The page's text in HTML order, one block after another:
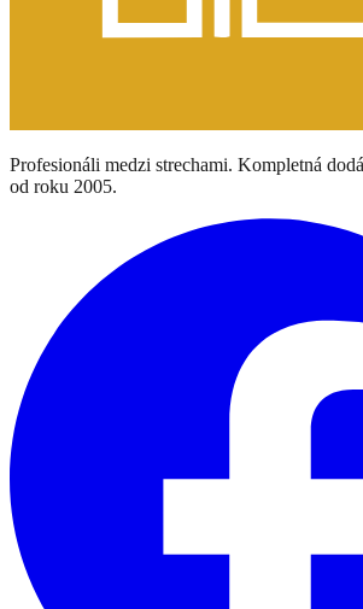
Profesionáli medzi strechami. Kompletná
od roku 2005.